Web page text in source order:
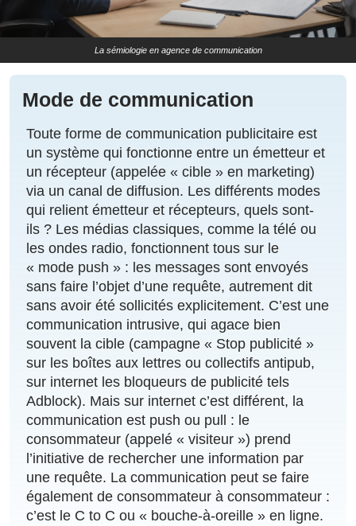
La sémiologie en agence de communication
Mode de communication
Toute forme de communication publicitaire est
un système qui fonctionne entre un émetteur et
un récepteur (appelée « cible » en marketing)
via un canal de diffusion. Les différents modes
qui relient émetteur et récepteurs, quels sont-
ils ? Les médias classiques, comme la télé ou
les ondes radio, fonctionnent tous sur le
« mode push » : les messages sont envoyés
sans faire l’objet d’une requête, autrement dit
sans avoir été sollicités explicitement. C’est une
communication intrusive, qui agace bien
souvent la cible (campagne « Stop publicité »
sur les boîtes aux lettres ou collectifs antipub,
sur internet les bloqueurs de publicité tels
Adblock). Mais sur internet c’est différent, la
communication est push ou pull : le
consommateur (appelé « visiteur ») prend
l’initiative de rechercher une information par
une requête. La communication peut se faire
également de consommateur à consommateur :
c’est le C to C ou « bouche-à-oreille » en ligne.